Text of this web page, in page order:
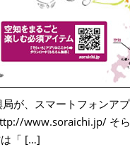
が、スマートフォンア
www.soraichi.jp/ そ
は「 […]